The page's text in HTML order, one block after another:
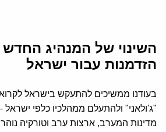
השינוי של המנהיג החדש
הזדמנות עבור ישראל
בעודנו ממשיכים להתעקש בישראל לקרוא
"ג'ולאני" ולהתעלם ממהלכיו כלפי
מדינות המערב, ארצות ערב וטורקיה